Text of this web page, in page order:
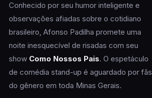
Conhecido por seu humor inteligente e
observações afiadas sobre o cotidiano
brasileiro, Afonso Padilha promete uma
noite inesquecível de risadas com seu
show Como Nossos Pais. O espetáculo
de comédia stand-up é aguardado por fãs
do gênero em toda Minas Gerais.